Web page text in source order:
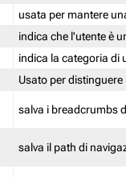
usata per mantere
indica che l'utente è
indica la categoria di
Usato per
salva i breadcrumbs
salva il path di